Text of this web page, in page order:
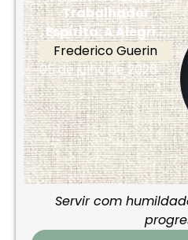
Trabalhador
Espírita: A Alegri...
Frederico Guerin
05 de julho de 2026
Servir com